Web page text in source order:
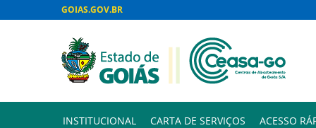
GOIAS.GOV.BR
INSTITUCIONAL CARTA DE SERVIÇOS ACESSO